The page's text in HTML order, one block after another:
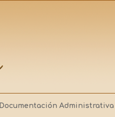
Documentación Administrativa